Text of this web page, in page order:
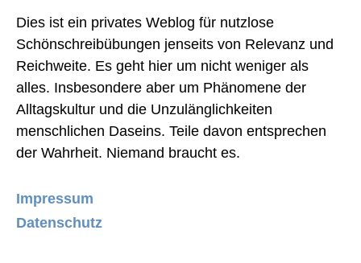
Dies ist ein privates Weblog für nutzlose
Schönschreibübungen jenseits von Relevanz und
Reichweite. Es geht hier um nicht weniger als
alles. Insbesondere aber um Phänomene der
Alltagskultur und die Unzulänglichkeiten
menschlichen Daseins. Teile davon entsprechen
der Wahrheit. Niemand braucht es.
Impressum
Datenschutz